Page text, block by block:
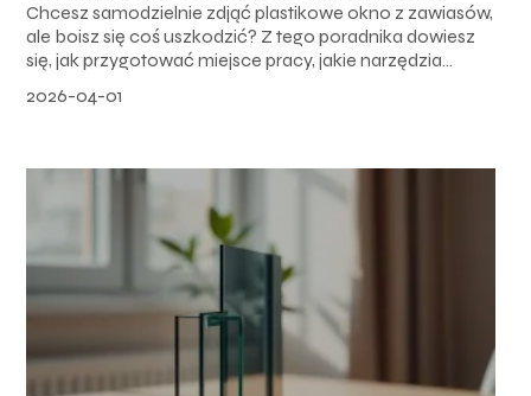
Chcesz samodzielnie zdjąć plastikowe okno z zawiasów,
ale boisz się coś uszkodzić? Z tego poradnika dowiesz
się, jak przygotować miejsce pracy, jakie narzędzia...
2026-04-01